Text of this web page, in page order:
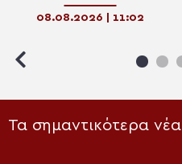
δείχνει ότι ο άνθρωπος είναι
φτιαγμένος για τον
08.08.2026 | 11:02
Τα σημαντικότερα νέα